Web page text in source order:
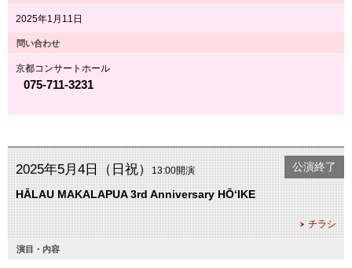
2025年1月11日
問い合わせ
京都コンサートホール
075-711-3231
2025年5月4日（日祝）13:00開演
HĀLAU MAKALAPUA 3rd Anniversary HŌ‘IKE
チラシ
公演終了
演目・内容